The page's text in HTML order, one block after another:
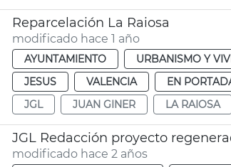
Reparcelación La Raiosa
modificado hace 1 año
AYUNTAMIENTO URBANISMO Y
JESUS
VALENCIA EN
JGL
JUAN GINER LA RAIOSA
JGL Redacción proyecto
modificado hace 2 años